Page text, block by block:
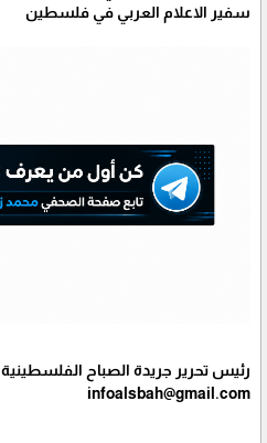
سفير الاعلام العربي في فلسطين
رئيس تحرير جريدة الصباح الفلسطينية
infoalsbah@gmail.com